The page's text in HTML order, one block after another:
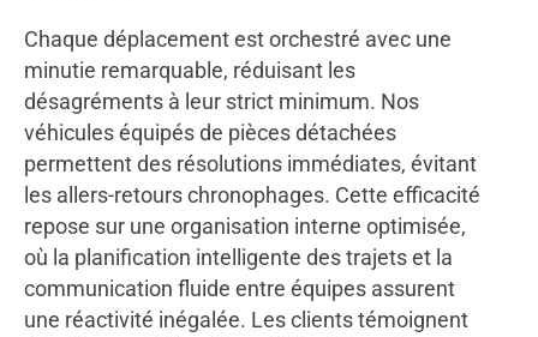
Chaque déplacement est orchestré avec une
minutie remarquable, réduisant les
désagréments à leur strict minimum. Nos
véhicules équipés de pièces détachées
permettent des résolutions immédiates, évitant
les allers-retours chronophages. Cette efficacité
repose sur une organisation interne optimisée,
où la planification intelligente des trajets et la
communication fluide entre équipes assurent
une réactivité inégalée. Les clients témoignent